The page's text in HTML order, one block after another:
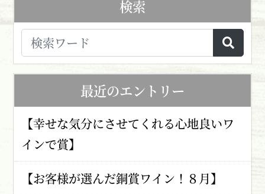
検索
最近のエントリー
【幸せな気分にさせてくれる心地良いワ
インで賞】
【お客様が選んだ銅賞ワイン！８月】